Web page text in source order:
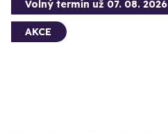
Volný termín už 07. 08. 2026
AKCE